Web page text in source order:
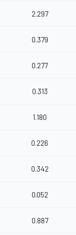
2.297
0.379
0.277
0.313
1.180
0.226
0.342
0.052
0.887